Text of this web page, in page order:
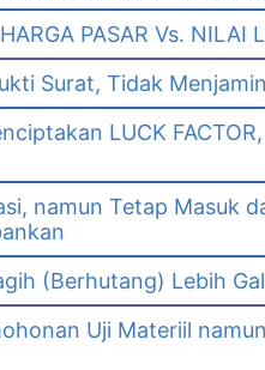
PASAR Vs. NILAI
Surat, Tidak
LUCK
namun Tetap Masuk
(Berhutang) Lebih
Uji Materiil